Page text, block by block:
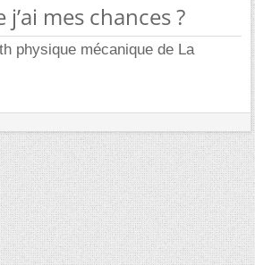
j’ai mes chances ?
physique mécanique de La